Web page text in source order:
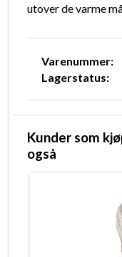
Varenummer:
Lagerstatus:
utover de varme
Kunder som
også